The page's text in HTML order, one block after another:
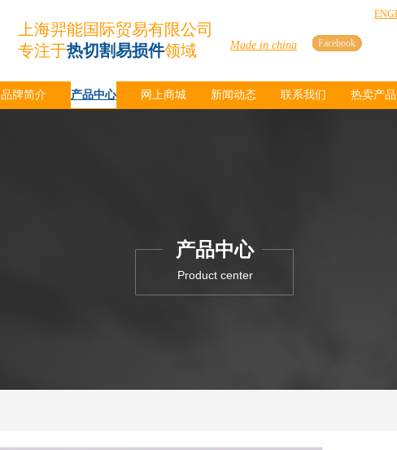
上海羿能国际贸易有限公司
专注于热切割易损件领域 Facebook
Made in china
品牌简介 产品中心 网上商城 新闻动态 联系我们 热卖产品
产品中心
Product center